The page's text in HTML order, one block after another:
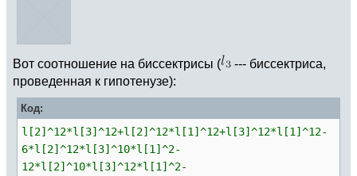
Вот соотношение на биссектрисы (
--- биссектриса,
проведенная к гипотенузе):
Код:
l[2]^12*l[3]^12+l[2]^12*l[1]^12+l[3]^12*l[1]^12-
6*l[2]^12*l[3]^10*l[1]^2-
12*l[2]^10*l[3]^12*l[1]^2-